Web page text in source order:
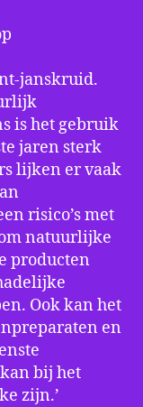
janskruid.
is het gebruik
jaren sterk
lijken er vaak
risico’s met
natuurlijke
producten
Ook kan het
en
bij het
zijn.’